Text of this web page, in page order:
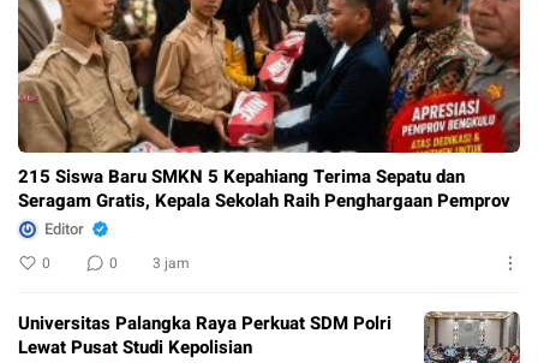
215 Siswa Baru SMKN 5 Kepahiang Terima Sepatu dan
Seragam Gratis, Kepala Sekolah Raih Penghargaan Pemprov
Editor
0 0 3 jam
Universitas Palangka Raya Perkuat SDM Polri
Lewat Pusat Studi Kepolisian